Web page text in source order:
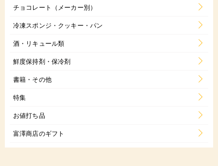
チョコレート（メーカー別）
冷凍スポンジ・クッキー・パン
酒・リキュール類
鮮度保持剤・保冷剤
書籍・その他
特集
お値打ち品
富澤商店のギフト